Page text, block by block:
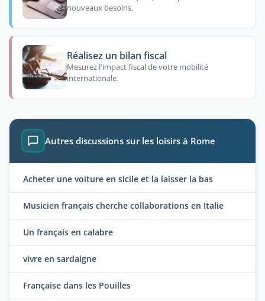
nouveaux besoins.
Réalisez un bilan fiscal
Mesurez l'impact fiscal de votre mobilité
internationale.
Autres discussions sur les loisirs à Rome
Acheter une voiture en sicile et la laisser la bas
Musicien français cherche collaborations en Italie
Un français en calabre
vivre en sardaigne
Française dans les Pouilles